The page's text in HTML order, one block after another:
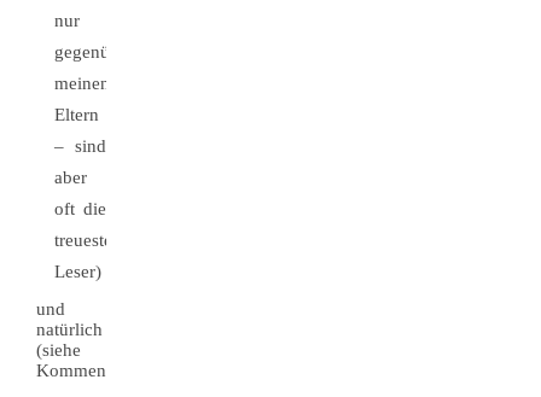
nur
gegenüber
meinen
Eltern
– sind
aber
oft die
treuesten
Leser)
und
natürlich
(siehe
Kommentare)